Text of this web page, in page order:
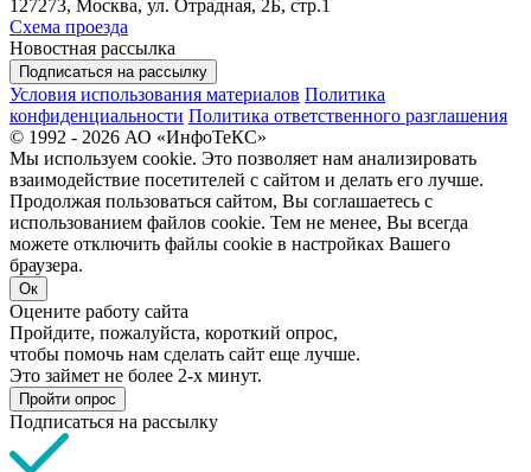
127273, Москва, ул. Отрадная, 2Б, стр.1
Схема проезда
Новостная рассылка
Подписаться на рассылку
Условия использования материалов Политика
конфиденциальности Политика ответственного разглашения
© 1992 - 2026 АО «ИнфоТеКС»
Мы используем cookie. Это позволяет нам анализировать
взаимодействие посетителей с сайтом и делать его лучше.
Продолжая пользоваться сайтом, Вы соглашаетесь с
использованием файлов cookie. Тем не менее, Вы всегда
можете отключить файлы cookie в настройках Вашего
браузера.
Ок
Оцените работу сайта
Пройдите, пожалуйста, короткий опрос,
чтобы помочь нам сделать сайт еще лучше.
Это займет не более 2-х минут.
Пройти опрос
Подписаться на рассылку